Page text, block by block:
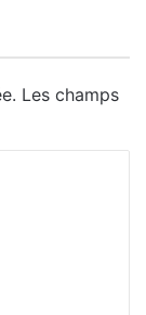
Les champs